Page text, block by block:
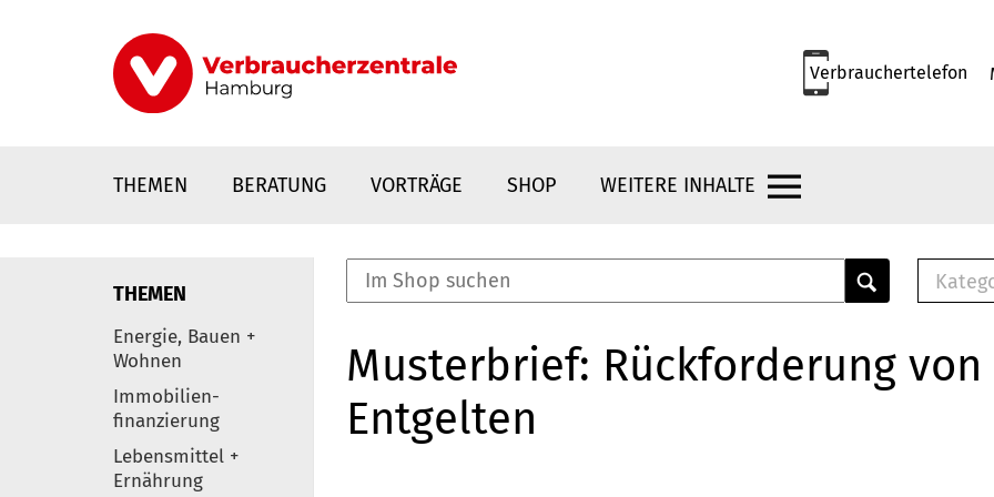
Verbrauchertelefon
THEMEN BERATUNG VORTRÄGE SHOP WEITERE INHALTE
Elemente
THEMEN
Energie, Bauen +
Wohnen
Immobilien-
finanzierung
Lebensmittel +
Ernährung
Musterbrief: Rückforderung von
Entgelten